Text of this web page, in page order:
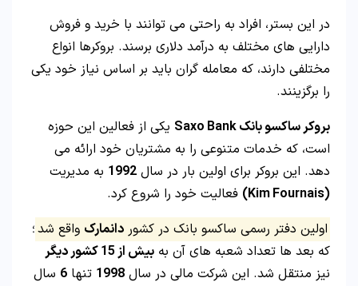
در این بستر، افراد به راحتی می توانند با خرید و فروش
دارایی های مختلف به درآمد دلاری برسند. بروکرها انواع
مختلفی دارند، که معامله گران باید بر اساس نیاز خود یکی
را برگزینند.
بروکر ساکسو بانک Saxo Bank
یکی از فعالین این حوزه
است، که خدمات متنوعی را به مشتریان خود ارائه می
دهد. این بروکر برای اولین بار در سال 1992 به مدیریت
(Kim Fournais)
فعالیت خود را شروع کرد.
اولین دفتر رسمی ساکسو بانک در کشوردانمارک واقع شد؛
که بعد ها تعداد شعبه های آن به بیش از 15 کشور دیگر
نیز منتقل شد. این شرکت مالی در سال 1998 تنها 6 سال